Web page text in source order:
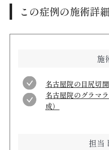
この症例の施術詳
施
名古屋院の目尻切開
名古屋院のグラマ
成）
担当